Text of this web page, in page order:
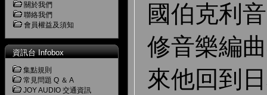
關於我們
聯絡我們
會員權益及須知
資訊台 Infobox
集點規則
常見問題 Q ＆ A
JOY AUDIO 交通資訊
國伯克利
修音樂編
來他回到